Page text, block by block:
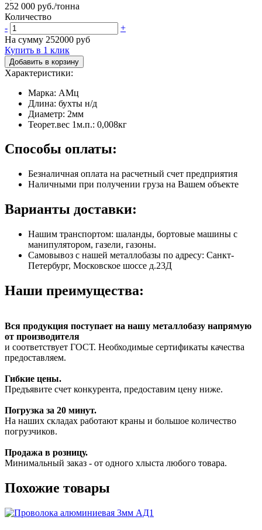
252 000 руб./тонна
Количество
-
+
На сумму 252000 руб
Купить в 1 клик
Добавить в корзину
Характеристики:
Марка: АМц
Длина: бухты н/д
Диаметр: 2мм
Теорет.вес 1м.п.: 0,008кг
Способы оплаты:
Безналичная оплата на расчетный счет предприятия
Наличными при получении груза на Вашем объекте
Варианты доставки:
Нашим транспортом: шаланды, бортовые машины с
манипулятором, газели, газоны.
Самовывоз с нашей металлобазы по адресу: Санкт-
Петербург, Московское шоссе д.23Д
Наши преимущества:
Вся продукция поступает на нашу металлобазу напрямую
от производителя
и соответствует ГОСТ. Необходимые сертификаты качества
предоставляем.
Гибкие цены.
Предъявите счет конкурента, предоставим цену ниже.
Погрузка за 20 минут.
На наших складах работают краны и большое количество
погрузчиков.
Продажа в розницу.
Минимальный заказ - от одного хлыста любого товара.
Похожие товары